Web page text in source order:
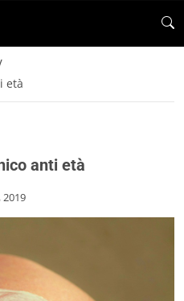
età
anti età